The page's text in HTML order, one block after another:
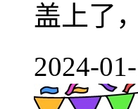
盖上了
2024-